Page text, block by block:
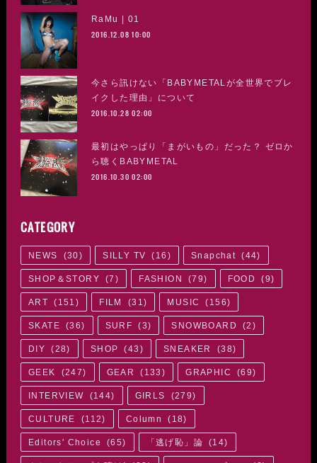
RaMu | 01
2016.12.08 10:00
今さら訊けない「BABYMETALが全世界でブレ
イクした理由」について
2016.10.28 02:00
最初はやっぱり「まがいもの」だった？ ゼロか
ら聴くBABYMETAL
2016.10.30 02:00
CATEGORY
NEWS (30) SILLY TV ( 16 ) Snapchat (44)
SHOP＆STORY (7 ) FASHION (79) FOOD (9)
ART ( 151 ) FILM (31 ) MUSIC ( 156)
SKATE (36) SURF (3) SNOWBOARD (2 )
DIY (28) SHOP (43 ) SNEAKER (38)
GEEK (247) GEAR ( 133 ) GRAPHIC (69)
INTERVIEW (144) GIRLS (279)
CULTURE (112) Column ( 18)
Editors' Choice (65) 「逃げ恥」論 (14)